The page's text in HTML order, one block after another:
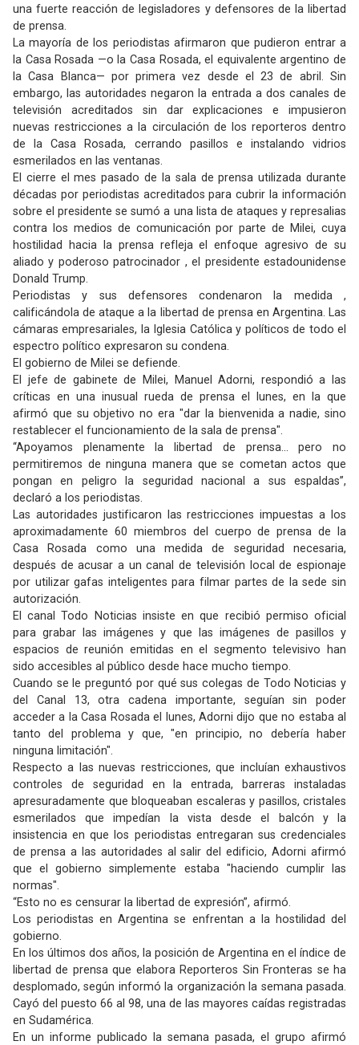
una fuerte reacción de legisladores y defensores de la libertad
de prensa.
La mayoría de los periodistas afirmaron que pudieron entrar a
la Casa Rosada —o la Casa Rosada, el equivalente argentino de
la Casa Blanca— por primera vez desde el 23 de abril. Sin
embargo, las autoridades negaron la entrada a dos canales de
televisión acreditados sin dar explicaciones e impusieron
nuevas restricciones a la circulación de los reporteros dentro
de la Casa Rosada, cerrando pasillos e instalando vidrios
esmerilados en las ventanas.
El cierre el mes pasado de la sala de prensa utilizada durante
décadas por periodistas acreditados para cubrir la información
sobre el presidente se sumó a una lista de ataques y represalias
contra los medios de comunicación por parte de Milei, cuya
hostilidad hacia la prensa refleja el enfoque agresivo de su
aliado y poderoso patrocinador , el presidente estadounidense
Donald Trump.
Periodistas y sus defensores condenaron la medida ,
calificándola de ataque a la libertad de prensa en Argentina. Las
cámaras empresariales, la Iglesia Católica y políticos de todo el
espectro político expresaron su condena.
El gobierno de Milei se defiende.
El jefe de gabinete de Milei, Manuel Adorni, respondió a las
críticas en una inusual rueda de prensa el lunes, en la que
afirmó que su objetivo no era "dar la bienvenida a nadie, sino
restablecer el funcionamiento de la sala de prensa".
“Apoyamos plenamente la libertad de prensa... pero no
permitiremos de ninguna manera que se cometan actos que
pongan en peligro la seguridad nacional a sus espaldas”,
declaró a los periodistas.
Las autoridades justificaron las restricciones impuestas a los
aproximadamente 60 miembros del cuerpo de prensa de la
Casa Rosada como una medida de seguridad necesaria,
después de acusar a un canal de televisión local de espionaje
por utilizar gafas inteligentes para filmar partes de la sede sin
autorización.
El canal Todo Noticias insiste en que recibió permiso oficial
para grabar las imágenes y que las imágenes de pasillos y
espacios de reunión emitidas en el segmento televisivo han
sido accesibles al público desde hace mucho tiempo.
Cuando se le preguntó por qué sus colegas de Todo Noticias y
del Canal 13, otra cadena importante, seguían sin poder
acceder a la Casa Rosada el lunes, Adorni dijo que no estaba al
tanto del problema y que, "en principio, no debería haber
ninguna limitación".
Respecto a las nuevas restricciones, que incluían exhaustivos
controles de seguridad en la entrada, barreras instaladas
apresuradamente que bloqueaban escaleras y pasillos, cristales
esmerilados que impedían la vista desde el balcón y la
insistencia en que los periodistas entregaran sus credenciales
de prensa a las autoridades al salir del edificio, Adorni afirmó
que el gobierno simplemente estaba "haciendo cumplir las
normas".
“Esto no es censurar la libertad de expresión”, afirmó.
Los periodistas en Argentina se enfrentan a la hostilidad del
gobierno.
En los últimos dos años, la posición de Argentina en el índice de
libertad de prensa que elabora Reporteros Sin Fronteras se ha
desplomado, según informó la organización la semana pasada.
Cayó del puesto 66 al 98, una de las mayores caídas registradas
en Sudamérica.
En un informe publicado la semana pasada, el grupo afirmó